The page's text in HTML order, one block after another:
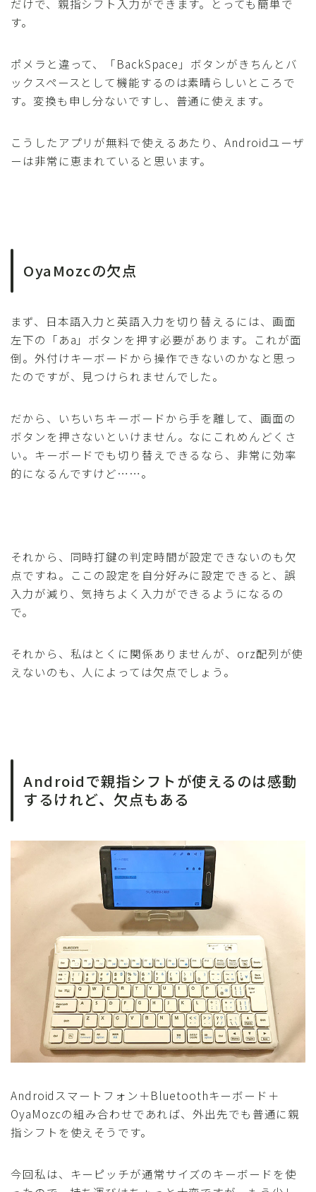
だけで、親指シフト入力ができます。とっても簡単で
す。
ポメラと違って、「BackSpace」ボタンがきちんとバ
ックスペースとして機能するのは素晴らしいところで
す。変換も申し分ないですし、普通に使えます。
こうしたアプリが無料で使えるあたり、Androidユーザ
ーは非常に恵まれていると思います。
OyaMozcの欠点
まず、日本語入力と英語入力を切り替えるには、画面
左下の「あa」ボタンを押す必要があります。これが面
倒。外付けキーボードから操作できないのかなと思っ
たのですが、見つけられませんでした。
だから、いちいちキーボードから手を離して、画面の
ボタンを押さないといけません。なにこれめんどくさ
い。キーボードでも切り替えできるなら、非常に効率
的になるんですけど……。
それから、同時打鍵の判定時間が設定できないのも欠
点ですね。ここの設定を自分好みに設定できると、誤
入力が減り、気持ちよく入力ができるようになるの
で。
それから、私はとくに関係ありませんが、orz配列が使
えないのも、人によっては欠点でしょう。
Androidで親指シフトが使えるのは感動
するけれど、欠点もある
Androidスマートフォン＋Bluetoothキーボード＋
OyaMozcの組み合わせであれば、外出先でも普通に親
指シフトを使えそうです。
今回私は、キーピッチが通常サイズのキーボードを使